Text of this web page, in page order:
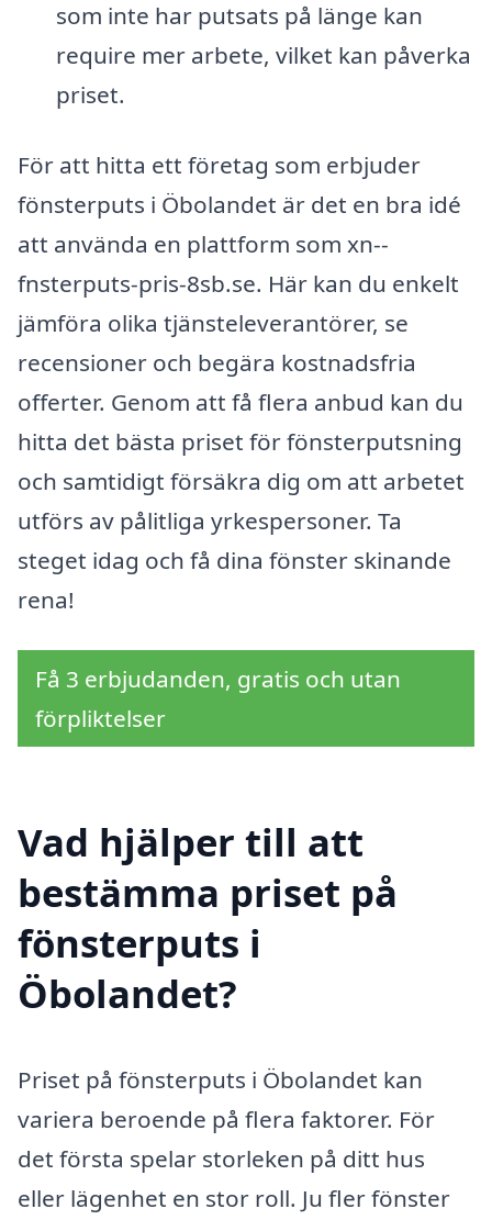
som inte har putsats på länge kan
require mer arbete, vilket kan påverka
priset.
För att hitta ett företag som erbjuder
fönsterputs i Öbolandet är det en bra idé
att använda en plattform som xn--
fnsterputs-pris-8sb.se. Här kan du enkelt
jämföra olika tjänsteleverantörer, se
recensioner och begära kostnadsfria
offerter. Genom att få flera anbud kan du
hitta det bästa priset för fönsterputsning
och samtidigt försäkra dig om att arbetet
utförs av pålitliga yrkespersoner. Ta
steget idag och få dina fönster skinande
rena!
Få 3 erbjudanden, gratis och utan
förpliktelser
Vad hjälper till att
bestämma priset på
fönsterputs i
Öbolandet?
Priset på fönsterputs i Öbolandet kan
variera beroende på flera faktorer. För
det första spelar storleken på ditt hus
eller lägenhet en stor roll. Ju fler fönster